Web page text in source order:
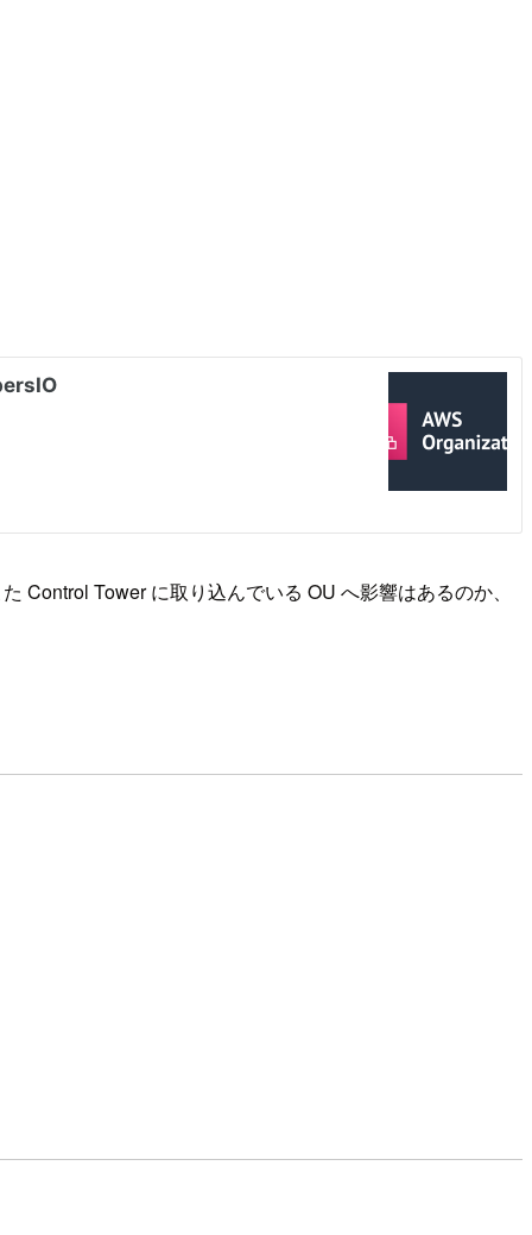
Control Tower に取り込んでいる OU へ影響はあるのか、